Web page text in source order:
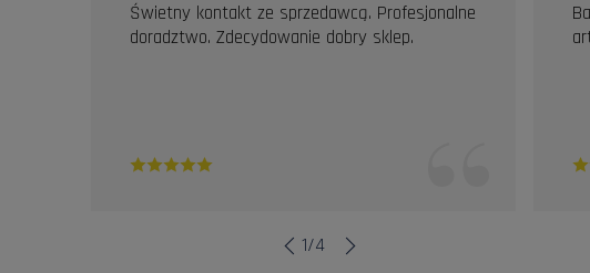
Świetny kontakt ze sprzedawcą. Profesjonalne
doradztwo. Zdecydowanie dobry sklep.
1/4